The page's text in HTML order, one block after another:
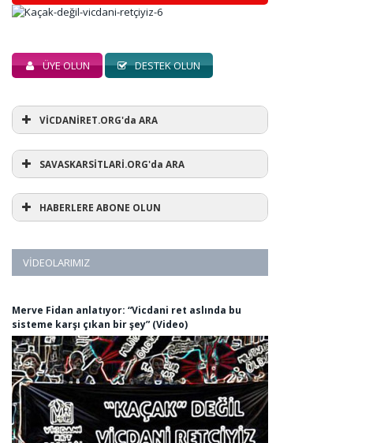
ÜYE OLUN DESTEK OLUN
VİCDANİRET.ORG'da ARA
SAVASKARSİTLARİ.ORG'da ARA
HABERLERE ABONE OLUN
VIDEOLARIMIZ
Merve Fidan anlatıyor: “Vicdani ret aslında bu
sisteme karşı çıkan bir şey” (Video)